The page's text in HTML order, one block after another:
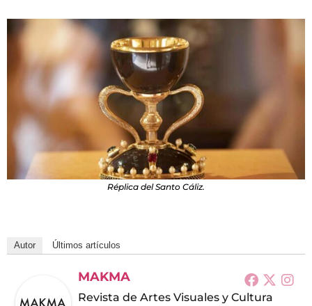
Réplica del Santo Cáliz.
Autor Últimos artículos
MAKMA
Revista de Artes Visuales y Cultura